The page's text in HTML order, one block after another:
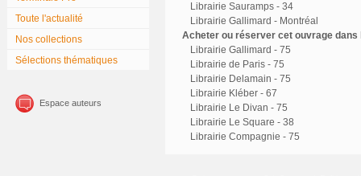
Toute l'actualité
Nos collections
Sélections thématiques
Espace auteurs
Librairie Sauramps - 34
Librairie Gallimard - Montréal
Acheter ou réserver cet ouvrage
Librairie Gallimard - 75
Librairie de Paris - 75
Librairie Delamain - 75
Librairie Kléber - 67
Librairie Le Divan - 75
Librairie Le Square - 38
Librairie Compagnie - 75